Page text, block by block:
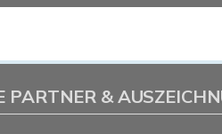
PARTNER &